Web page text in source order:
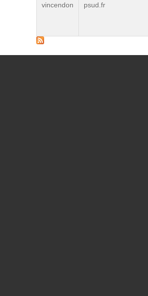
vincendon
psud.fr